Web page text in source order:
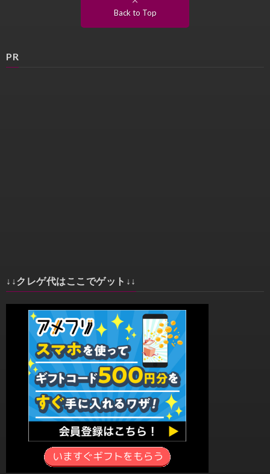
Back to Top
PR
↓↓クレゲ代はここでゲット↓↓